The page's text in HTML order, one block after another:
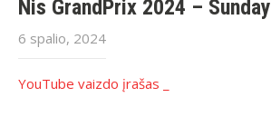
Nis GrandPrix 2024 – Sunday
6 spalio, 2024
YouTube vaizdo įrašas _